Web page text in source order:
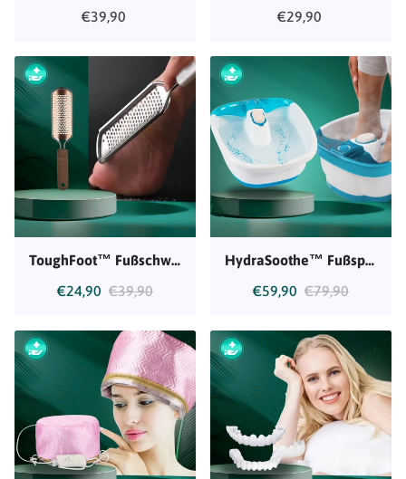
€39,90
€29,90
ToughFoot™ Fußschwielenentferner
€24,90 €39,90
HydraSoothe™ Fußsprudelbad
€59,90 €79,90